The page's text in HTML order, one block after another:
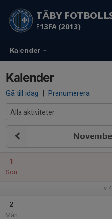
Kalender
TÄBY
F13FA (2013)
Kalender
Gå till idag | Prenumerera
1
Sön
2
Mån